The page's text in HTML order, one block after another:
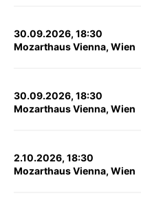
30.09.2026, 18:30
Mozarthaus Vienna, Wien
30.09.2026, 18:30
Mozarthaus Vienna, Wien
2.10.2026, 18:30
Mozarthaus Vienna, Wien